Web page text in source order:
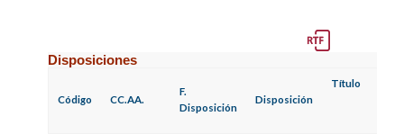
Disposiciones
Código CC.AA.
F.
Disposición
Disposición
Título